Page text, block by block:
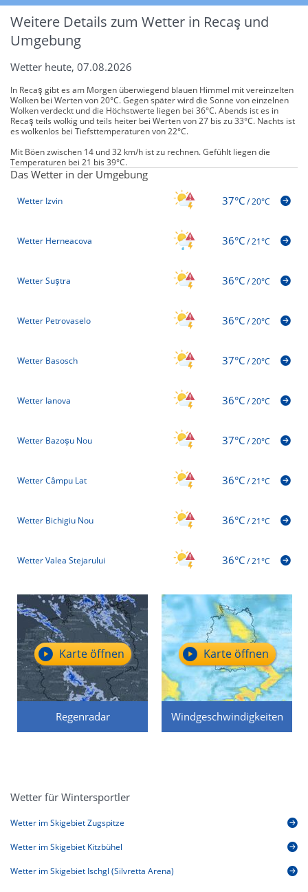
Weitere Details zum Wetter in Recaş und
Umgebung
Wetter heute, 07.08.2026
In Recaş gibt es am Morgen überwiegend blauen Himmel mit vereinzelten
Wolken bei Werten von 20°C. Gegen später wird die Sonne von einzelnen
Wolken verdeckt und die Höchstwerte liegen bei 36°C. Abends ist es in
Recaş teils wolkig und teils heiter bei Werten von 27 bis zu 33°C. Nachts ist
es wolkenlos bei Tiefsttemperaturen von 22°C.
Mit Böen zwischen 14 und 32 km/h ist zu rechnen. Gefühlt liegen die
Temperaturen bei 21 bis 39°C.
Das Wetter in der Umgebung
Wetter Izvin 37°C/20°C
Wetter Herneacova 36°C/21°C
Wetter Suștra 36°C/20°C
Wetter Petrovaselo 36°C/20°C
Wetter Basosch 37°C/20°C
Wetter Ianova 36°C/20°C
Wetter Bazoșu Nou 37°C/20°C
Wetter Câmpu Lat 36°C/21°C
Wetter Bichigiu Nou 36°C/21°C
Wetter Valea Stejarului 36°C/21°C
Regenradar
Karte öffnen
Windgeschwindigkeiten
Karte öffnen
Wetter für Wintersportler
Wetter im Skigebiet Zugspitze
Wetter im Skigebiet Kitzbühel
Wetter im Skigebiet Ischgl (Silvretta Arena)